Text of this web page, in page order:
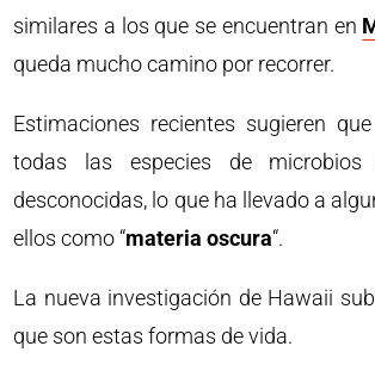
similares a los que se encuentran en
queda mucho camino por recorrer.
Estimaciones recientes sugieren
todas las especies de microbios
desconocidas, lo que ha llevado a
ellos como “materia oscura“.
La nueva investigación de Hawaii
que son estas formas de vida.